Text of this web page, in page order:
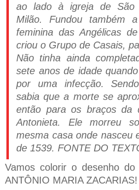
ao lado à igreja de São
Milão. Fundou também
feminina das Angélicas
criou o Grupo de Casais,
Não tinha ainda
sete anos de idade
por uma infecção.
sabia que a morte se
então para os braços da
Antonieta. Ele morreu
mesma casa onde nasceu
de 1539. FONTE DO
Vamos colorir o desenho do
ANTÔNIO MARIA ZACARIAS!